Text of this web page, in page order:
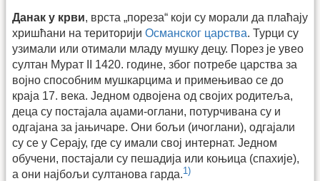
Данак у крви, врста „пореза“ који су морали да плаћају
хришћани на територији Османског царства. Турци су
узимали или отимали младу мушку децу. Порез је увео
султан Мурат II 1420. године, због потребе царства за
војно способним мушкарцима и примењивао се до
краја 17. вeка. Једном одвојена од својих родитеља,
деца су постајала аџами-оглани, потурчивана су и
одгајана за јањичаре. Они бољи (ичоглани), одгајали
су се у Серају, где су имали свој интернат. Једном
обучени, постајали су пешадија или коњица (спахије),
а они најбољи султанова гарда.1)